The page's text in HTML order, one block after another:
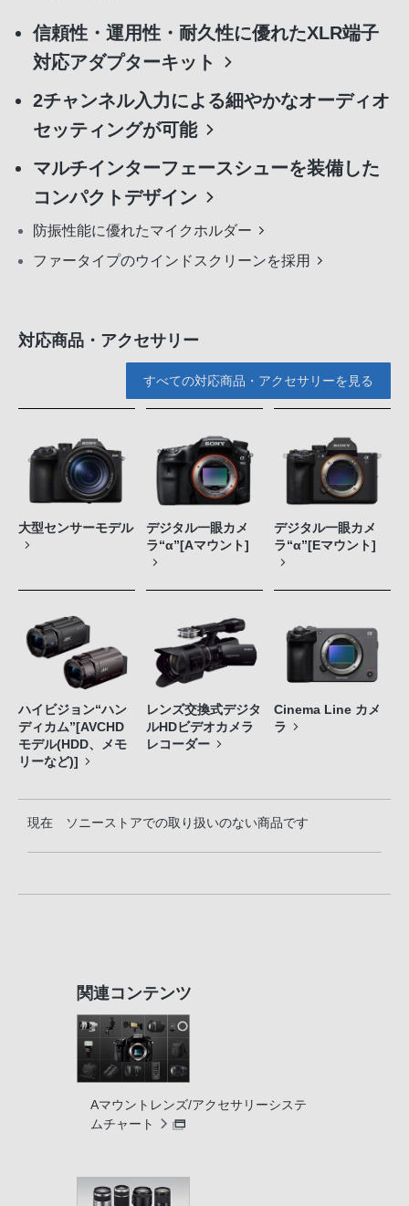
信頼性・運用性・耐久性に優れたXLR端子
対応アダプターキット
2チャンネル入力による細やかなオーディオ
セッティングが可能
マルチインターフェースシューを装備した
コンパクトデザイン
防振性能に優れたマイクホルダー
ファータイプのウインドスクリーンを採用
対応商品・アクセサリー
すべての対応商品・アクセサリーを見る
大型センサーモデル
デジタル一眼カメ
ラ“α”[Aマウント]
デジタル一眼カメ
ラ“α”[Eマウント]
ハイビジョン“ハン
ディカム”[AVCHD
モデル(HDD、メモ
リーなど)]
レンズ交換式デジタ
ルHDビデオカメラ
レコーダー
Cinema Line カメ
ラ
現在 ソニーストアでの取り扱いのない商品です
関連コンテンツ
Aマウントレンズ/アクセサリーシステ
ムチャート